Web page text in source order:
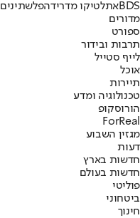
BDSאתלטיקו מדרידהפלשתינים
מדורים
ספורט
תרבות ובידור
לייף סטייל
אוכל
תיירות
טכנולוגיה ומדע
הורוסקופ
ForReal
מגזין השבוע
דעות
חדשות בארץ
חדשות בעולם
פוליטי
ביטחוני
חינוך